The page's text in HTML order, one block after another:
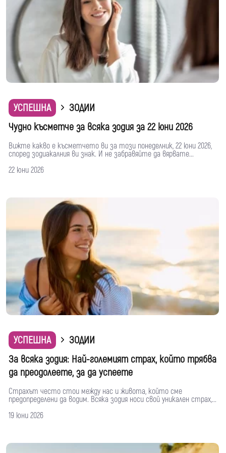
УСПЕШНА
ЗОДИИ
Чудно късметче за всяка зодия за 22 юни 2026
Вижте какво е късметчето ви за този понеделник, 22 юни 2026,
според зодиакалния ви знак. И не забравяйте да вярвате...
22 юни 2026
УСПЕШНА
ЗОДИИ
За всяка зодия: Най-големият страх, който трябва
да преодолеете, за да успеете
Страхът често стои между нас и живота, който сме
предопределени да водим. Всяка зодия носи свой уникален страх,...
19 юни 2026